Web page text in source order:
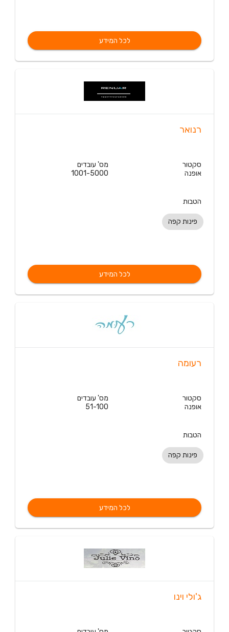
לכל המידע
רנואר
סקטור
אופנה
מס' עובדים
1001-5000
הטבות
פינות קפה
לכל המידע
רעומה
סקטור
אופנה
מס' עובדים
51-100
הטבות
פינות קפה
לכל המידע
ג'ולי וינו